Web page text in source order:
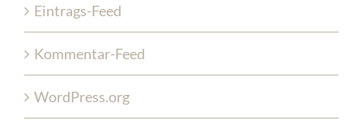
Eintrags-Feed
Kommentar-Feed
WordPress.org